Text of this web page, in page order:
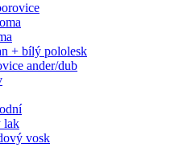
+ bílý pololesk
ander/dub
lak
vosk